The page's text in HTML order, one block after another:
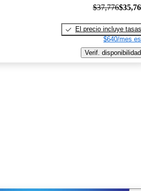
$37,776
El precio incluye tasas
$640/mes
Verif. disponibilidad